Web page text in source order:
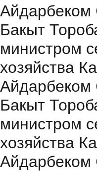
Бакыт
министром
хозяйства
Бакыт
министром
хозяйства